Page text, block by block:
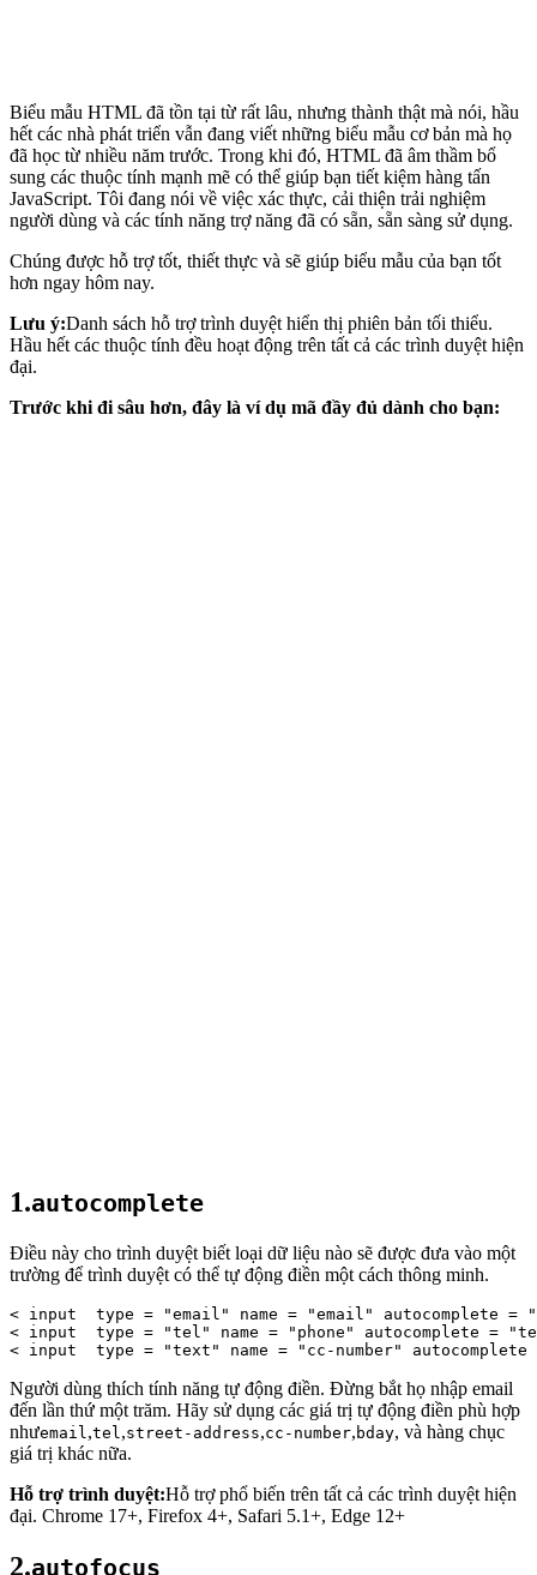
Biểu mẫu HTML đã tồn tại từ rất lâu, nhưng thành thật mà nói, hầu
hết các nhà phát triển vẫn đang viết những biểu mẫu cơ bản mà họ
đã học từ nhiều năm trước. Trong khi đó, HTML đã âm thầm bổ
sung các thuộc tính mạnh mẽ có thể giúp bạn tiết kiệm hàng tấn
JavaScript. Tôi đang nói về việc xác thực, cải thiện trải nghiệm
người dùng và các tính năng trợ năng đã có sẵn, sẵn sàng sử dụng.
Chúng được hỗ trợ tốt, thiết thực và sẽ giúp biểu mẫu của bạn tốt
hơn ngay hôm nay.
Lưu ý:Danh sách hỗ trợ trình duyệt hiển thị phiên bản tối thiểu.
Hầu hết các thuộc tính đều hoạt động trên tất cả các trình duyệt hiện
đại.
Trước khi đi sâu hơn, đây là ví dụ mã đầy đủ dành cho bạn:
1.autocomplete
Điều này cho trình duyệt biết loại dữ liệu nào sẽ được đưa vào một
trường để trình duyệt có thể tự động điền một cách thông minh.
< input type = "email" name = "email" autocomplete =
< input type = "tel" name = "phone" autocomplete =
< input type = "text" name = "cc-number"
Người dùng thích tính năng tự động điền. Đừng bắt họ nhập email
đến lần thứ một trăm. Hãy sử dụng các giá trị tự động điền phù hợp
nhưemail ,tel ,street-address,cc-number, bday, và hàng chục
giá trị khác nữa.
Hỗ trợ trình duyệt:Hỗ trợ phổ biến trên tất cả các trình duyệt hiện
đại. Chrome 17+, Firefox 4+, Safari 5.1+, Edge 12+
2.autofocus